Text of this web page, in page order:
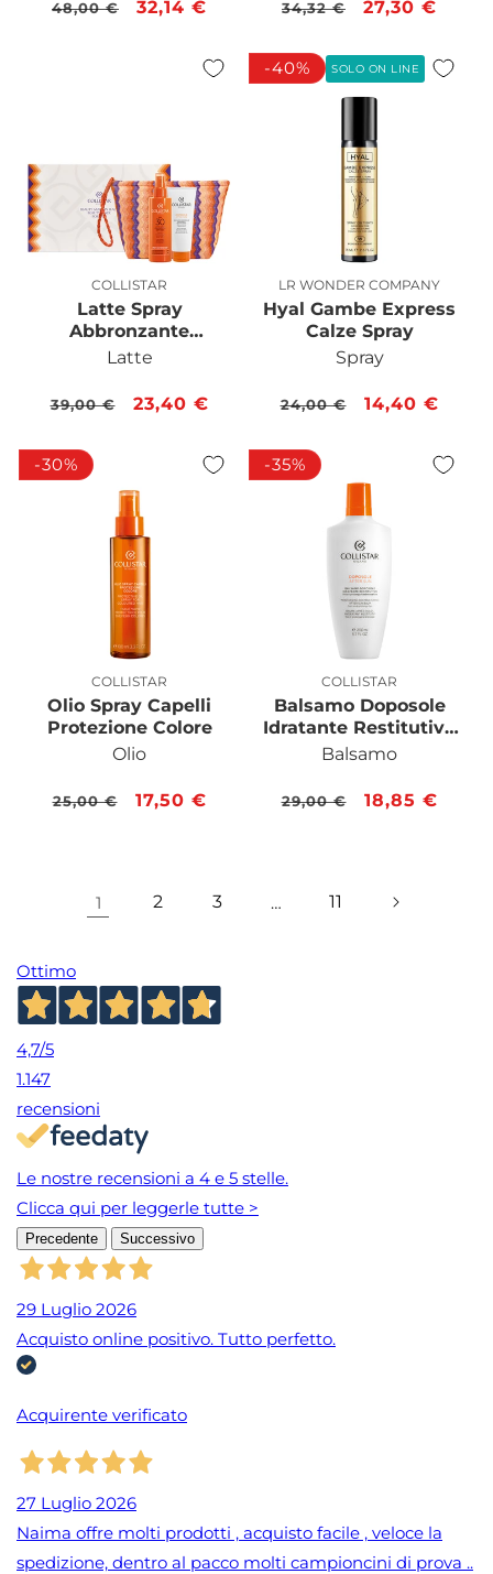
Prezzo
48,00 €
Prezzo
32,14 €
Prezzo
listino
34,32 €
Prezzo
27,30 €
Produttore:
COLLISTAR
Latte Spray
Abbronzante
Idratante SPF 30
Latte
Prezzo
listino
39,00 €
Prezzo
23,40 €
-40% SOLO ON LINE
Produttore:
LR WONDER COMPANY
Hyal Gambe Express
Calze Spray
Spray
Prezzo
listino
24,00 €
Prezzo
14,40 €
-30%
Produttore:
COLLISTAR
Olio Spray Capelli
Protezione Colore
Olio
Prezzo
25,00 €
Prezzo
17,50 €
-35%
Produttore:
COLLISTAR
Balsamo Doposole
Idratante Restitutivo
200 ML
Balsamo
Prezzo
29,00 €
Prezzo
18,85 €
1 2 3 … 11
Ottimo
4,7/5
1.147
recensioni
Le nostre recensioni a 4 e 5 stelle.
Clicca qui per leggerle tutte >
Precedente Successivo
29 Luglio 2026
Acquisto online positivo. Tutto perfetto.
Acquirente verificato
27 Luglio 2026
Naima offre molti prodotti , acquisto facile , veloce la
spedizione, dentro al pacco molti campioncini di prova ..